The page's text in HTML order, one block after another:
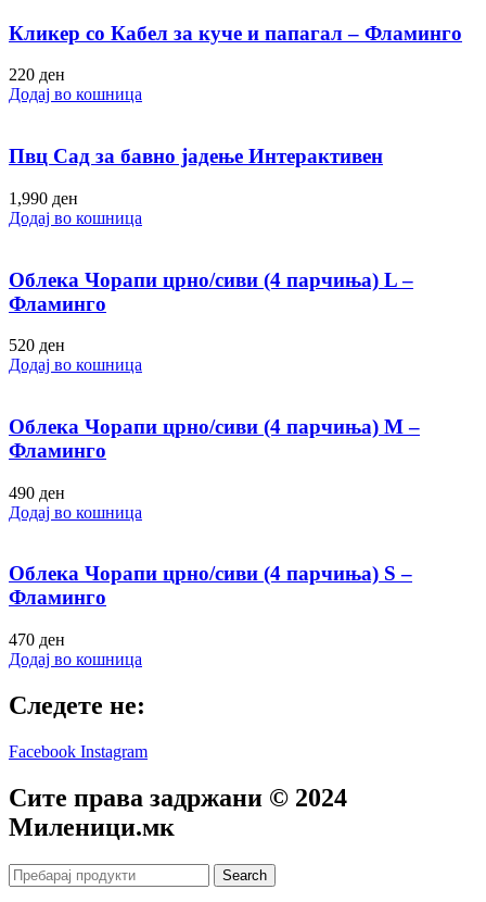
Кликер со Кабел за куче и папагал – Фламинго
220 ден
Додај во кошница
Пвц Сад за бавно јадење Интерактивен
1,990 ден
Додај во кошница
Облека Чорапи црно/сиви (4 парчиња) L –
Фламинго
520 ден
Додај во кошница
Облека Чорапи црно/сиви (4 парчиња) M –
Фламинго
490 ден
Додај во кошница
Облека Чорапи црно/сиви (4 парчиња) S –
Фламинго
470 ден
Додај во кошница
Следете не:
Facebook Instagram
Сите права задржани © 2024
Mиленици.мк
Search